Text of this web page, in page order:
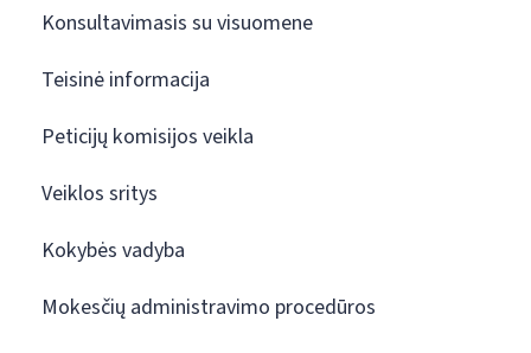
Konsultavimasis su visuomene
Teisinė informacija
Peticijų komisijos veikla
Veiklos sritys
Kokybės vadyba
Mokesčių administravimo procedūros